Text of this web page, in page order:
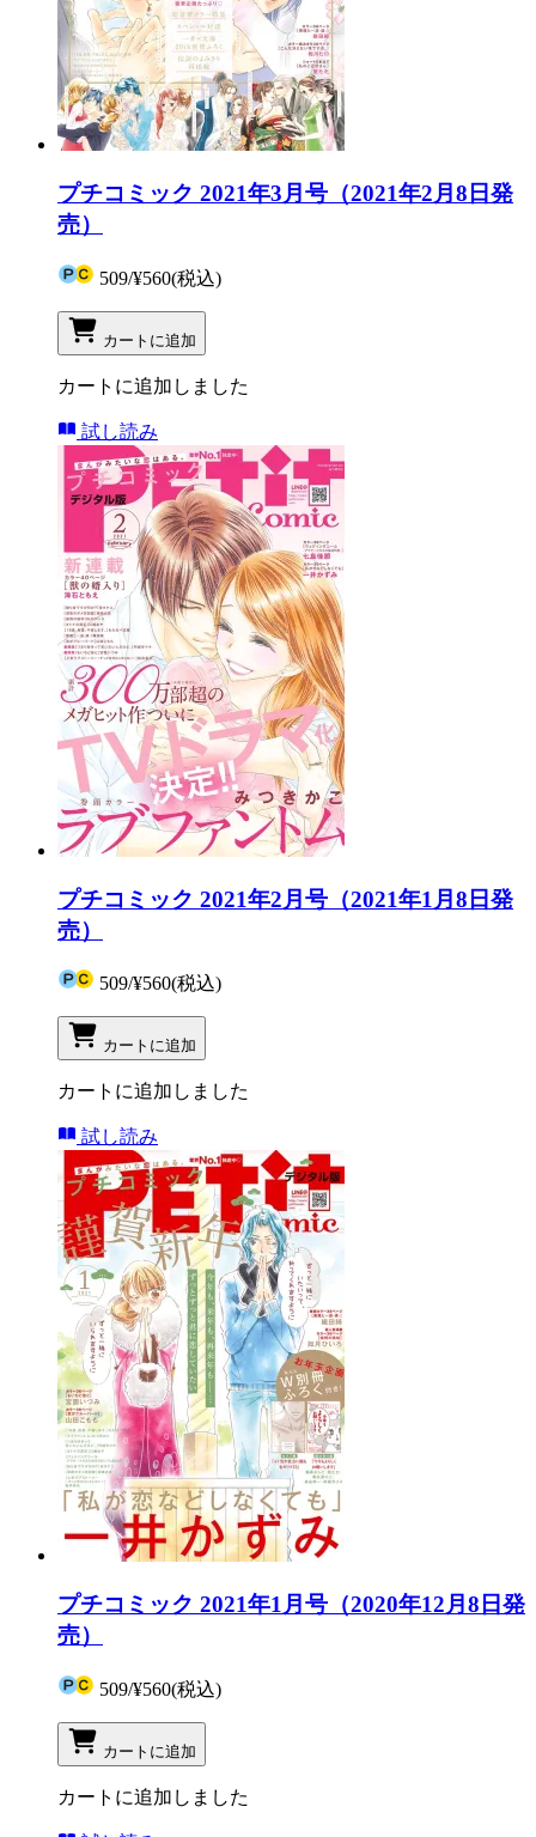
プチコミック 2021年3月号（2021年2月8日発
売）
509/¥560(税込)
カートに追加
カートに追加しました
試し読み
プチコミック 2021年2月号（2021年1月8日発
売）
509/¥560(税込)
カートに追加
カートに追加しました
試し読み
プチコミック 2021年1月号（2020年12月8日発
売）
509/¥560(税込)
カートに追加
カートに追加しました